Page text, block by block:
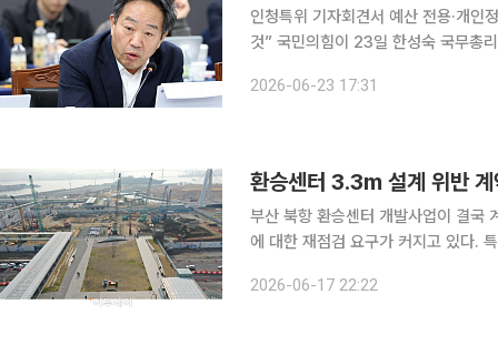
인청특위 기자회견서 예산 전용·개인
것” 국민의힘이 23일 한성숙 국무총리 후보자가 중소벤처기업부 장관 재직 시절 추진한 '모두의 창
속 국민의힘 의원들은 이날 국회에서
2026-06-23 17:31
환승센터 3.3m 설계 위반
부산 북항 환승센터 개발사업이 결국
에 대한 재점검 요구가 커지고 있다.
전망이다. 부산항만공사(BPA)
2026-06-17 22:22